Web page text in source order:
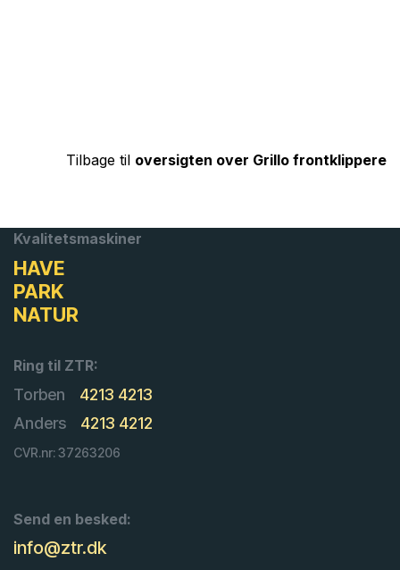
Tilbage til oversigten over Grillo frontklippere
Kvalitetsmaskiner
HAVE
PARK
NATUR
Ring til ZTR:
Torben
4213 4213
Anders
4213 4212
CVR.nr: 37263206
Send en besked:
info@ztr.dk